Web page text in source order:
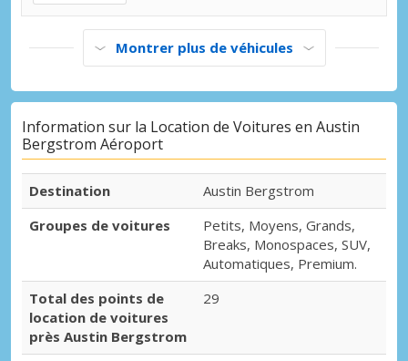
Montrer plus de véhicules
Information sur la Location de Voitures en Austin
Bergstrom Aéroport
Destination
Austin Bergstrom
Groupes de voitures
Petits, Moyens, Grands,
Breaks, Monospaces, SUV,
Automatiques, Premium.
Total des points de
location de voitures
près Austin Bergstrom
29